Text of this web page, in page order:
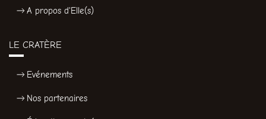
A propos d'Elle(s)
LE CRATÈRE
Evénements
Nos partenaires